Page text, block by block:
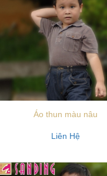
Áo thun màu nâu
Liên Hệ